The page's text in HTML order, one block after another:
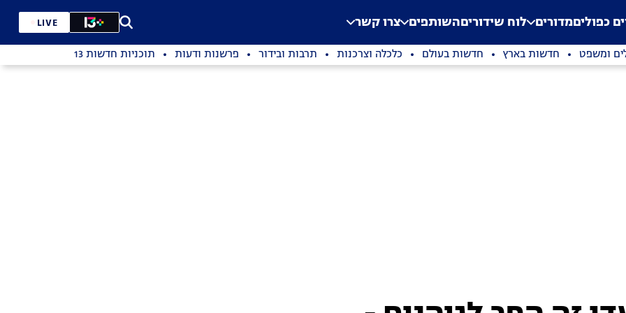
Application error: a
. כפוליםמדורים לוח שידוריםהשותפים צרו קשר LIVE
ומשפט חדשות בארץ חדשות בעולם כלכלה וצרכנות תרבות ובידור פרשנות ודעות תוכניות חדשות 13